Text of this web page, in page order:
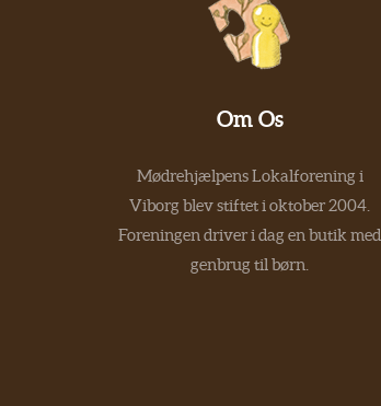
Om Os
Mødrehjælpens Lokalforening i
Viborg blev stiftet i oktober 2004.
Foreningen driver i dag en butik med
genbrug til børn.